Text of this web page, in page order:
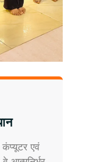
कंप्यूटर एवं